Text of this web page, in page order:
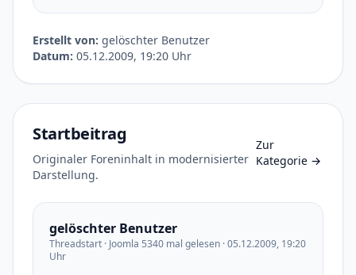
Erstellt von: gelöschter Benutzer
Datum: 05.12.2009, 19:20 Uhr
Startbeitrag
Originaler Foreninhalt in modernisierter
Darstellung.
Zur
Kategorie →
gelöschter Benutzer
Threadstart · Joomla 5340 mal gelesen · 05.12.2009, 19:20
Uhr